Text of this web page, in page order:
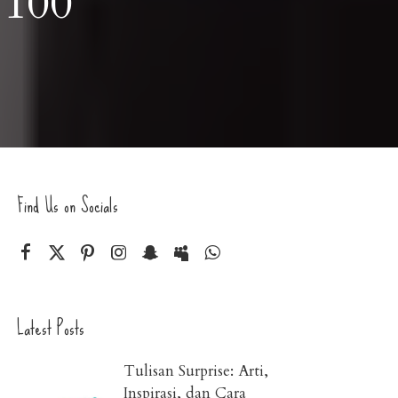
Find Us on Socials
Latest Posts
Tulisan Surprise: Arti,
Inspirasi, dan Cara